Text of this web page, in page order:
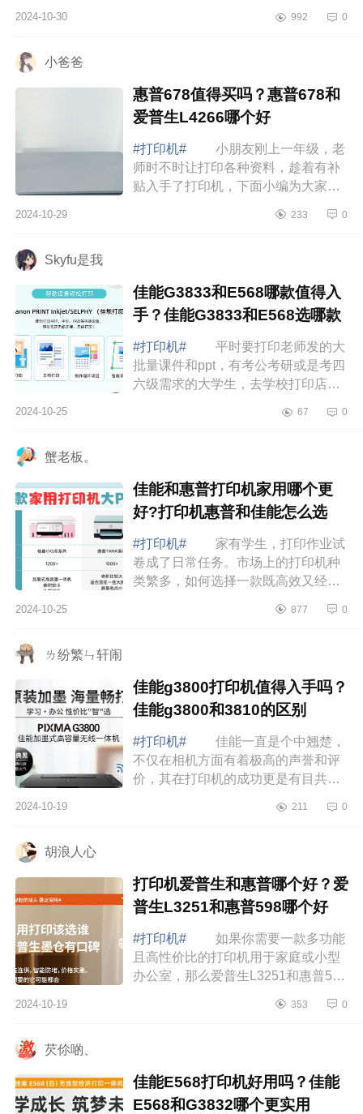
519与599建议买哪款 惠普599是
2024-10-30 992 0
小爸爸
惠普678值得买吗？惠普678和
爱普生L4266哪个好
#打印机#
小朋友刚上一年级，老
师时不时让打印各种资料，趁着有补
贴入手了打印机，下面小编为大家介
普生L4266哪个好 惠普678值得买
2024-10-29 233 0
Skyfu是我
佳能G3833和E568哪款值得入
手？佳能G3833和E568选哪款
#打印机#
平时要打印老师发的大
批量课件和ppt，有考公考研或是考四
六级需求的大学生，去学校打印店印
质教材更是天价。现在在宿舍打印1块
2024-10-25 67 0
蟹老板。
佳能和惠普打印机家用哪个更
好?打印机惠普和佳能怎么选
#打印机#
家有学生，打印作业试
卷成了日常任务。市场上的打印机种
类繁多，如何选择一款既高效又经济
佳能和惠普打印机家用哪个更好?打印
2024-10-25 877 0
ㄌ纷繁ㄣ轩闹
佳能g3800打印机值得入手吗？
佳能g3800和3810的区别
#打印机#
佳能一直是个中翘楚，
不仅在相机方面有着极高的声誉和评
价，其在打印机的成功更是有目共
g3800打印机值得入手吗？佳能g3800
2024-10-19 211 0
胡浪人心
打印机爱普生和惠普哪个好？爱
普生L3251和惠普598哪个好
#打印机#
如果你需要一款多功能
且高性价比的打印机用于家庭或小型
办公室，那么爱普生L3251和惠普598
家介绍下打印机爱普生和惠普哪个
2024-10-19 353 0
芡伱啲、
佳能E568打印机好用吗？佳能
E568和G3832哪个更实用